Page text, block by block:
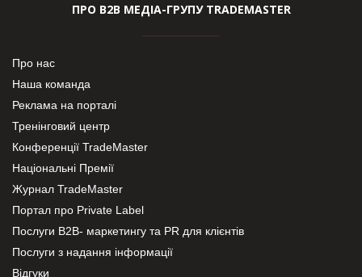
ПРО В2В МЕДІА-ГРУПУ TRADEMASTER
Про нас
Наша команда
Реклама на порталі
Тренінговий центр
Конференції TradeMaster
Національні Премії
Журнал TradeMaster
Портал про Private Label
Послуги В2В- маркетингу та PR для клієнтів
Послуги з надання інформації
Відгуки